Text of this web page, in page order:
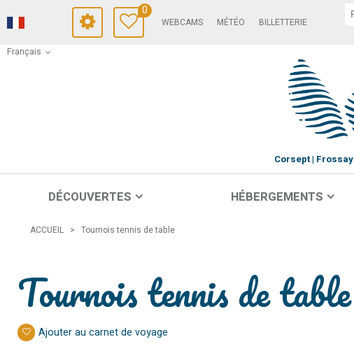
Français
0
WEBCAMS MÉTÉO BILLETTERIE
Corsept Frossay
DÉCOUVERTES HÉBERGEMENTS
ACCUEIL > Tournois tennis de table
Tournois tennis de table
Ajouter au carnet de voyage